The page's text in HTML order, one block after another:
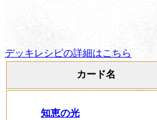
デッキレシピの詳細はこちら
カード名
知恵の光